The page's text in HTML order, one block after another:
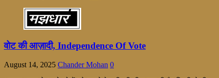
वोट की आज़ादी, Independence Of Vote
August 14, 2025 Chander Mohan 0